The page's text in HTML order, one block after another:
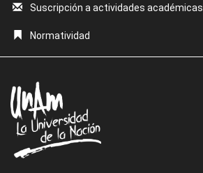
Suscripción a actividades académicas
Normatividad